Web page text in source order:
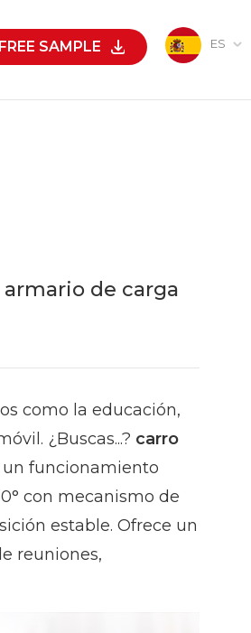
ES
FREE SAMPLE
de carga
como la educación,
¿Buscas...? carro
funcionamiento
con mecanismo de
estable. Ofrece un
reuniones,